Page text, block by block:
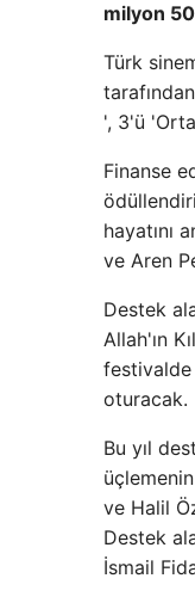
milyon
Türk
', 3'ü
Finanse
hayatını
ve Aren
Destek
Allah'ın
festivalde
oturacak.
Bu yıl
ve Halil
Destek
İsmail